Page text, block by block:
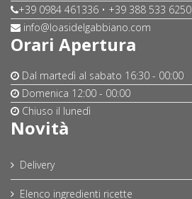
+39 0984 461336 • +39 388 533 6250
info@loasidelgabbiano.com
Orari Apertura
Dal martedì al sabato 16:30 - 00:00
Domenica 12:00 - 00:00
Chiuso il lunedì
Novità
Delivery
Elenco ingredienti ricette